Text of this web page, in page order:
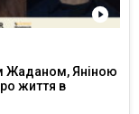
Жаданом, Яніною
життя в